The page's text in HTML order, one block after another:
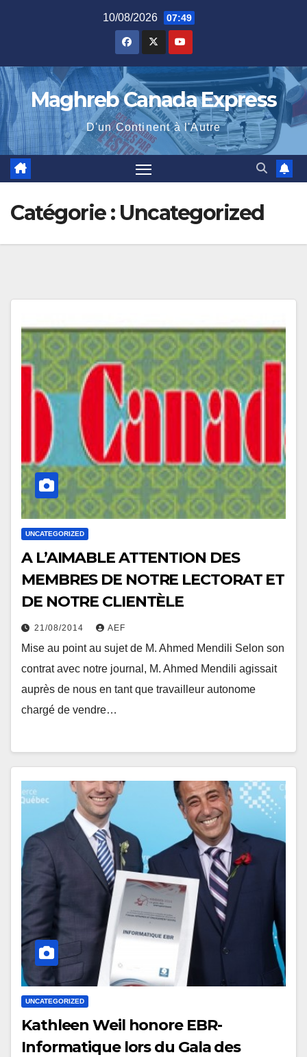
10/08/2026 07:49
Maghreb Canada Express
D'un Continent à l'Autre
Catégorie : Uncategorized
UNCATEGORIZED
A L’AIMABLE ATTENTION DES
MEMBRES DE NOTRE LECTORAT ET
DE NOTRE CLIENTÈLE
21/08/2014 AEF
Mise au point au sujet de M. Ahmed Mendili Selon son
contrat avec notre journal, M. Ahmed Mendili agissait
auprès de nous en tant que travailleur autonome
chargé de vendre…
UNCATEGORIZED
Kathleen Weil honore EBR-
Informatique lors du Gala des